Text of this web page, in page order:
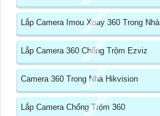
Lắp Camera Imou Xoay 360 Trong Nhà
Lắp Camera 360 Chống Trộm Ezviz
Camera 360 Trong Nhà Hikvision
Lắp Camera Chống Trộm 360